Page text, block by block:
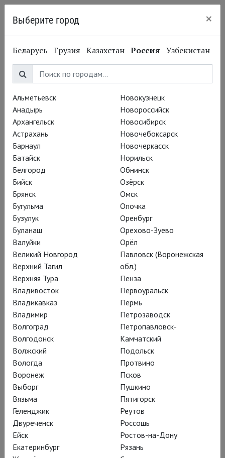
Абонементы
Абонемент «Глобус:
Исторические хроники
Шекспира»
Глобус: Генрих IV (Часть 1)
Глобус: Ричард II
Глобус: Генрих V
Глобус: Генрих IV (Часть 2)
Выберите город ×
Беларусь Грузия Казахстан Россия Узбекистан
Альметьевск
Анадырь
Архангельск
Астрахань
Барнаул
Батайск
Белгород
Бийск
Брянск
Бугульма
Бузулук
Буланаш
Валуйки
Великий Новгород
Верхний Тагил
Верхняя Тура
Владивосток
Владикавказ
Владимир
Волгоград
Волгодонск
Волжский
Вологда
Воронеж
Выборг
Вязьма
Геленджик
Двуреченск
Ейск
Екатеринбург
Новокузнецк
Новороссийск
Новосибирск
Новочебоксарск
Новочеркасск
Норильск
Обнинск
Озёрск
Омск
Опочка
Оренбург
Орехово-Зуево
Орёл
Павловск (Воронежская
обл.)
Пенза
Первоуральск
Пермь
Петрозаводск
Петропавловск-
Камчатский
Подольск
Протвино
Псков
Пушкино
Пятигорск
Реутов
Россошь
Ростов-на-Дону
Рязань